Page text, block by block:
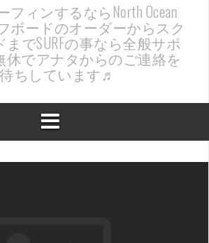
マッターーーー！！！
告と支部予選・検定開催決定！
フィンするならNorth Ocean
ボードのオーダーからスク
でSURFの事なら全般サポ
でアナタからのご連絡を
ちしています♬